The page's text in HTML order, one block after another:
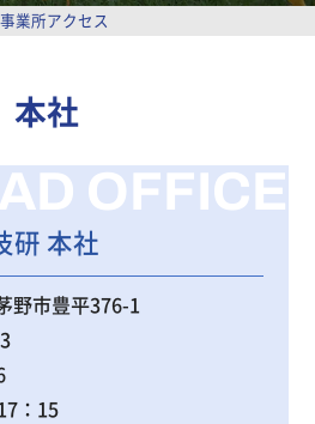
業所アクセス
本社
OFFICE
研 本社
野市豊平376-1
：15